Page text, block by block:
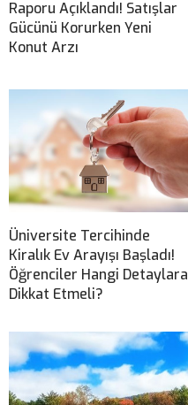
Raporu Açıklandı! Satışlar
Gücünü Korurken Yeni
Konut Arzı
Üniversite Tercihinde
Kiralık Ev Arayışı Başladı!
Öğrenciler Hangi Detaylara
Dikkat Etmeli?